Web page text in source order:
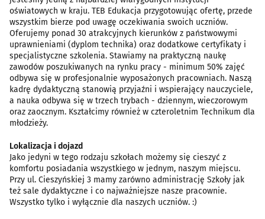
oświatowych w kraju. TEB Edukacja przygotowując ofertę, przede
wszystkim bierze pod uwagę oczekiwania swoich uczniów.
Oferujemy ponad 30 atrakcyjnych kierunków z państwowymi
uprawnieniami (dyplom technika) oraz dodatkowe certyfikaty i
specjalistyczne szkolenia. Stawiamy na praktyczną naukę
zawodów poszukiwanych na rynku pracy - minimum 50% zajęć
odbywa się w profesjonalnie wyposażonych pracowniach. Naszą
kadrę dydaktyczną stanowią przyjaźni i wspierający nauczyciele,
a nauka odbywa się w trzech trybach - dziennym, wieczorowym
oraz zaocznym. Kształcimy również w czteroletnim Technikum dla
młodzieży.
Lokalizacja i dojazd
Jako jedyni w tego rodzaju szkołach możemy się cieszyć z
komfortu posiadania wszystkiego w jednym, naszym miejscu.
Przy ul. Cieszyńskiej 3 mamy zarówno administrację Szkoły jak
też sale dydaktyczne i co najważniejsze nasze pracownie.
Wszystko tylko i wyłącznie dla naszych uczniów. :)